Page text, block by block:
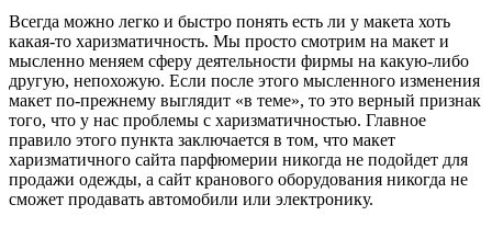
Всегда можно легко и быстро понять есть ли у макета хоть
какая-то харизматичность. Мы просто смотрим на макет и
мысленно меняем сферу деятельности фирмы на какую-либо
другую, непохожую. Если после этого мысленного изменения
макет по-прежнему выглядит «в теме», то это верный признак
того, что у нас проблемы с харизматичностью. Главное
правило этого пункта заключается в том, что макет
харизматичного сайта парфюмерии никогда не подойдет для
продажи одежды, а сайт кранового оборудования никогда не
сможет продавать автомобили или электронику.